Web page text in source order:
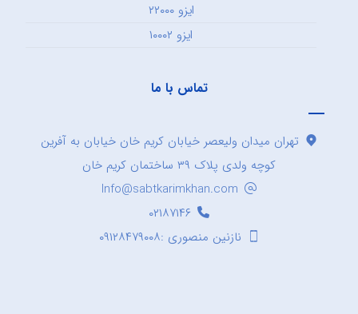
ایزو ۲۲۰۰۰
ایزو ۱۰۰۰۲
تماس با ما
تهران میدان ولیعصر خیابان کریم خان خیابان به آفرین
کوچه ولدی پلاک ۳۹ ساختمان کریم خان
Info@sabtkarimkhan.com
۰۲۱۸۷۱۴۶
نازنین منصوری :۰۹۱۲۸۴۷۹۰۰۸